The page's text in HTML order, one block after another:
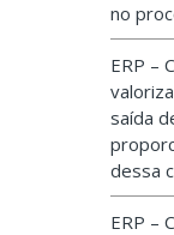
no
ERP –
saída
dessa
ERP –